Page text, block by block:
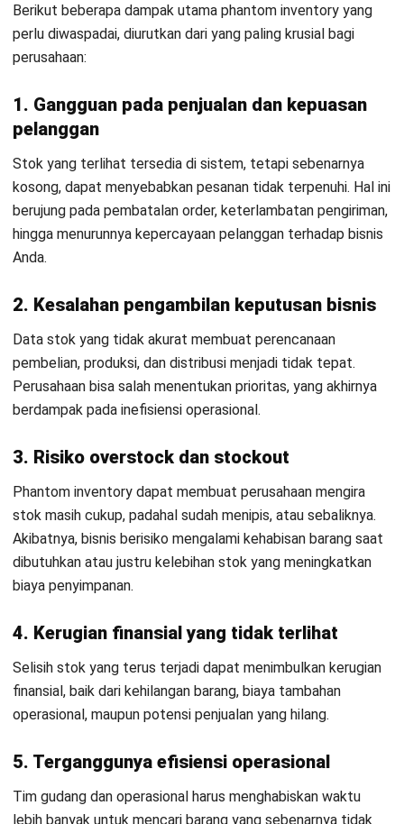
biaya penyimpanan.
4. Kerugian finansial yang tidak terlihat
finansial, baik dari kehilangan barang, biaya tambahan
operasional, maupun potensi penjualan yang hilang.
5. Terganggunya efisiensi operasional
Tim gudang dan operasional harus menghabiskan waktu
lebih banyak untuk mencari barang yang sebenarnya tidak
ada atau melakukan pengecekan ulang. Hal ini menurunkan
6. Sulitnya melakukan kontrol dan audit
Ketidaksesuaian data membuat proses audit menjadi lebih
kompleks dan memakan waktu. Perusahaan juga akan
kesulitan melacak sumber masalah jika tidak memiliki data
Cara Menghindari Phantom Inventory
Berikut beberapa langkah yang dapat diterapkan untuk